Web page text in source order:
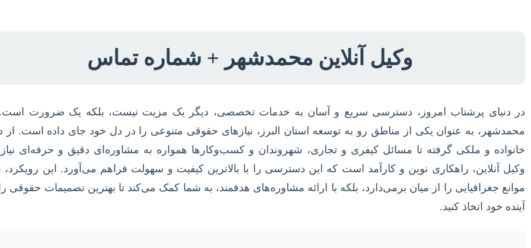
وکیل آنلاین محمدشهر + شماره تماس
در دنیای پرشتاب امروز، دسترسی سریع و آسان به خدمات تخصصی، دیگر یک مزیت نیست، بلکه یک ضرورت
محمدشهر، به عنوان یکی از مناطق رو به توسعه استان البرز، نیازهای حقوقی متنوعی را در دل خود جای داده است. از
خانواده و ملکی گرفته تا مسائل کیفری و تجاری، شهروندان و کسب‌وکارها همواره به مشاوره‌ای دقیق و حرفه‌ای
وکیل آنلاین، راهکاری نوین و کارآمد است که این دسترسی را با بالاترین کیفیت و سهولت فراهم می‌آورد. این رویکرد،
موانع جغرافیایی را از میان برمی‌دارد، بلکه با ارائه مشاوره‌های هدفمند، به شما کمک می‌کند تا بهترین تصمیمات حقوقی
آینده خود اتخاذ کنید.